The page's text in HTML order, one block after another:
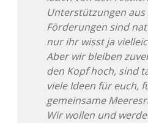
Unterstützungen aus
Förderungen sind
nur ihr wisst ja
Aber wir bleiben
den Kopf hoch, sind
viele Ideen für euch,
gemeinsame
Wir wollen und